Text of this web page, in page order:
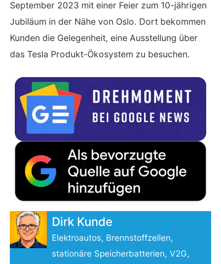
September 2023 mit einer Feier zum 10-jährigen
Jubiläum in der Nähe von Oslo. Dort bekommen
Kunden die Gelegenheit, eine Ausstellung über
das Tesla Produkt-Ökosystem zu besuchen.
Dirk Kunde
Elektroautos, Brennstoffzellen,
stationäre Speicherbatterien, V2G,